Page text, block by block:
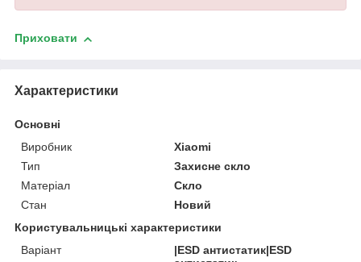
Приховати
Характеристики
Основні
Виробник
Xiaomi
Тип
Захисне скло
Матеріал
Скло
Стан
Новий
Користувальницькі характеристики
Варіант
|ESD антистатик|ESD